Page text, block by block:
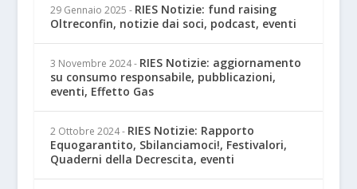
29 Gennaio 2025 - RIES Notizie: fund raising
Oltreconfin, notizie dai soci, podcast, eventi
3 Novembre 2024 - RIES Notizie: aggiornamento
su consumo responsabile, pubblicazioni,
eventi, Effetto Gas
2 Ottobre 2024 - RIES Notizie: Rapporto
Equogarantito, Sbilanciamoci!, Festivalori,
Quaderni della Decrescita, eventi